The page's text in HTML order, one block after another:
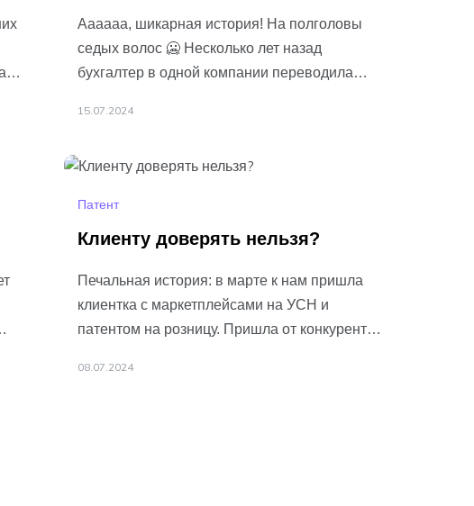
Аааааа, шикарная история! На полголовы
седых волос 🥶 Несколько лет назад
бухгалтер в одной компании переводила
15.07.2024
Патент
Клиенту доверять нельзя?
Печальная история: в марте к нам пришла
клиентка с маркетплейсами на УСН и
патентом на розницу. Пришла от конкурентов,
08.07.2024